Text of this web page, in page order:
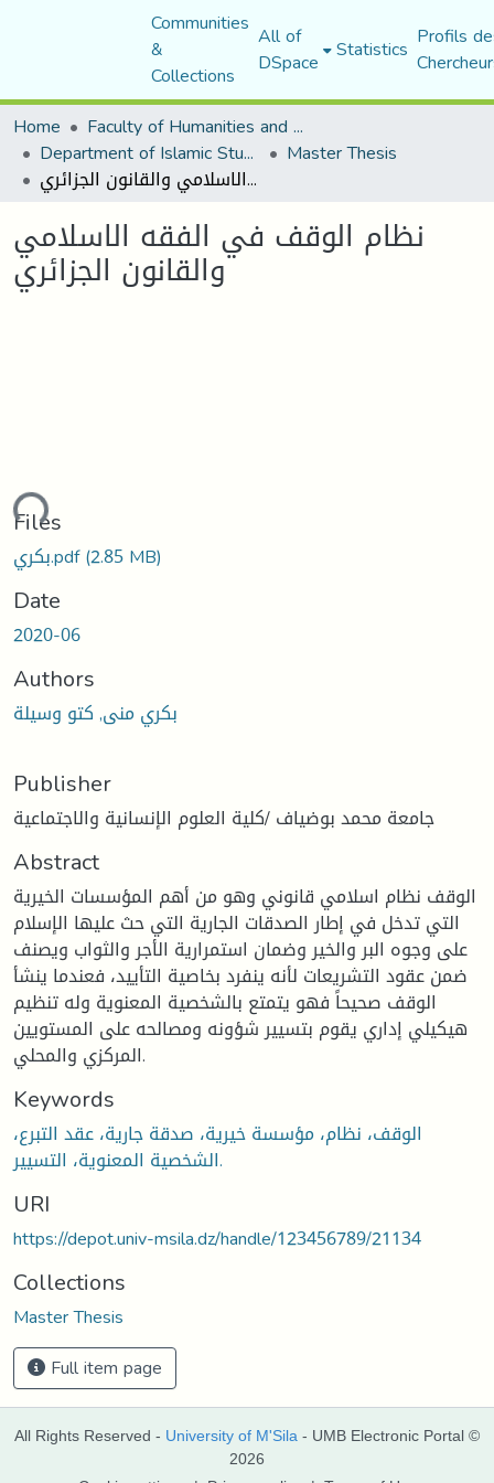
Communities
&
Collections
All of
DSpace Statistics Profils
Home
Faculty of Humanities and Social Sciences
Department of Islamic Studies Master Thesis
نظام الوقف في الفقه الاسلامي والقانون الجزائري
نظام الوقف في الفقه الاسلامي
والقانون الجزائري
Files
بكري.pdf(2.85 MB)
Date
2020-06
Authors
بكري منى, كتو وسيلة
Publisher
جامعة محمد بوضياف /كلية العلوم الإنسانية والاجتماعية
Abstract
الوقف نظام اسلامي قانوني وهو من أهم المؤسسات الخيرية
التي تدخل في إطار الصدقات الجارية التي حث عليها الإسلام
على وجوه البر والخير وضمان استمرارية الأجر والثواب ويصنف
ضمن عقود التشريعات لأنه ينفرد بخاصية التأييد، فعندما ينشأ
الوقف صحيحاً فهو يتمتع بالشخصية المعنوية وله تنظيم
هيكيلي إداري يقوم بتسيير شؤونه ومصالحه على المستويين
المركزي والمحلي.
Keywords
الوقف، نظام، مؤسسة خيرية، صدقة جارية، عقد التبرع،
الشخصية المعنوية، التسيير.
URI
https://depot.univ-msila.dz/handle/123456789/21134
Collections
Master Thesis
Full item page
All Rights Reserved - University of M'Sila - UMB Electronic Portal ©
2026